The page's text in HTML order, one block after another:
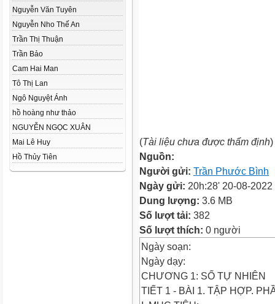
Nguyễn Văn Tuyên
Nguyễn Nho Thế An
Trần Thị Thuận
Trần Bảo
Cam Hai Man
Tô Thị Lan
Ngô Nguyệt Ánh
hồ hoàng như thảo
NGUYỄN NGỌC XUÂN
Mai Lê Huy
Hồ Thủy Tiên
(Tài liệu chưa được thẩm định)
Nguồn:
Người gửi: Trần Phước Bình
Ngày gửi: 20h:28' 20-08-2022
Dung lượng: 3.6 MB
Số lượt tải: 382
Số lượt thích: 0 người
Ngày soạn:
Ngày dạy:
CHƯƠNG 1: SỐ TỰ NHIÊN
TIẾT 1 - BÀI 1. TẬP HỢP.